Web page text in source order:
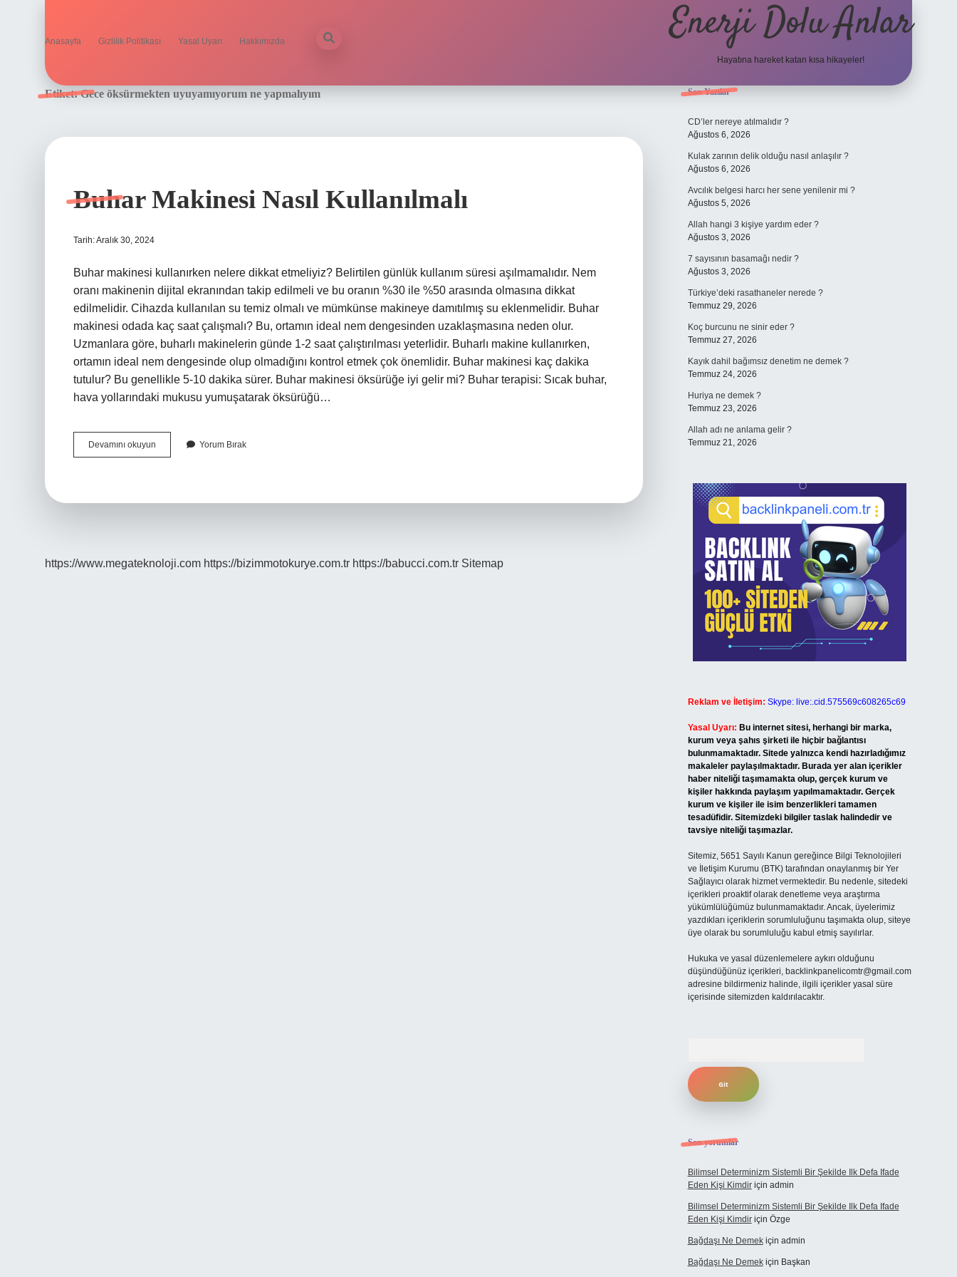
Anasayfa Gizlilik Politikası Yasal Uyarı Hakkımızda Enerji Dolu Anlar
Hayatına hareket katan kısa hikayeler!
Etiket:Gece öksürmekten uyuyamıyorum ne yapmalıyım
Buhar Makinesi Nasıl Kullanılmalı
Tarih: Aralık 30, 2024
Buhar makinesi kullanırken nelere dikkat etmeliyiz? Belirtilen günlük kullanım süresi aşılmamalıdır. Nem
oranı makinenin dijital ekranından takip edilmeli ve bu oranın %30 ile %50 arasında olmasına dikkat
edilmelidir. Cihazda kullanılan su temiz olmalı ve mümkünse makineye damıtılmış su eklenmelidir. Buhar
makinesi odada kaç saat çalışmalı? Bu, ortamın ideal nem dengesinden uzaklaşmasına neden olur.
Uzmanlara göre, buharlı makinelerin günde 1-2 saat çalıştırılması yeterlidir. Buharlı makine kullanırken,
ortamın ideal nem dengesinde olup olmadığını kontrol etmek çok önemlidir. Buhar makinesi kaç dakika
tutulur? Bu genellikle 5-10 dakika sürer. Buhar makinesi öksürüğe iyi gelir mi? Buhar terapisi: Sıcak buhar,
hava yollarındaki mukusu yumuşatarak öksürüğü…
Devamını okuyun
Makinesi
Yorum Bırak
https://www.megateknoloji.com https://bizimmotokurye.com.tr https://babucci.com.tr Sitemap
Sidebar
Son Yazılar
CD’ler nereye atılmalıdır ?
Ağustos 6, 2026
Kulak zarının delik olduğu nasıl anlaşılır ?
Ağustos 6, 2026
Avcılık belgesi harcı her sene yenilenir mi ?
Ağustos 5, 2026
Allah hangi 3 kişiye yardım eder ?
Ağustos 3, 2026
7 sayısının basamağı nedir ?
Ağustos 3, 2026
Türkiye’deki rasathaneler nerede ?
Temmuz 29, 2026
Koç burcunu ne sinir eder ?
Temmuz 27, 2026
Kayık dahil bağımsız denetim ne demek ?
Temmuz 24, 2026
Huriya ne demek ?
Temmuz 23, 2026
Allah adı ne anlama gelir ?
Temmuz 21, 2026
Reklam ve İletişim: Skype: live:.cid.575569c608265c69
Yasal Uyarı: Bu internet sitesi, herhangi bir marka,
kurum veya şahıs şirketi ile hiçbir bağlantısı
bulunmamaktadır. Sitede yalnızca kendi hazırladığımız
makaleler paylaşılmaktadır. Burada yer alan içerikler
haber niteliği taşımamakta olup, gerçek kurum ve
kişiler hakkında paylaşım yapılmamaktadır. Gerçek
kurum ve kişiler ile isim benzerlikleri tamamen
tesadüfidir. Sitemizdeki bilgiler taslak halindedir ve
tavsiye niteliği taşımazlar.
Sitemiz, 5651 Sayılı Kanun gereğince Bilgi Teknolojileri
ve İletişim Kurumu (BTK) tarafından onaylanmış bir Yer
Sağlayıcı olarak hizmet vermektedir. Bu nedenle, sitedeki
içerikleri proaktif olarak denetleme veya araştırma
yükümlülüğümüz bulunmamaktadır. Ancak, üyelerimiz
yazdıkları içeriklerin sorumluluğunu taşımakta olup, siteye
üye olarak bu sorumluluğu kabul etmiş sayılırlar.
Hukuka ve yasal düzenlemelere aykırı olduğunu
düşündüğünüz içerikleri, backlinkpanelicomtr@gmail.com
adresine bildirmeniz halinde, ilgili içerikler yasal süre
içerisinde sitemizden kaldırılacaktır.
Son yorumlar
Bilimsel Determinizm Sistemli Bir Şekilde Ilk Defa Ifade
Eden Kişi Kimdiriçin admin
Bilimsel Determinizm Sistemli Bir Şekilde Ilk Defa Ifade
Eden Kişi Kimdiriçin Özge
Bağdaşı Ne Demekiçin admin
Bağdaşı Ne Demekiçin Başkan